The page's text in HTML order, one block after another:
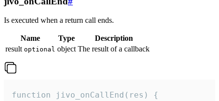
Is executed when a return call ends.
Name Type
Description
result optional object The result of a callback
function jivo_onCallEnd(res) {